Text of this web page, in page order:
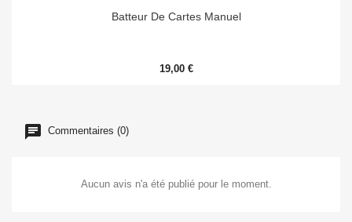
Batteur De Cartes Manuel
19,00 €
Commentaires (0)
Aucun avis n'a été publié pour le moment.